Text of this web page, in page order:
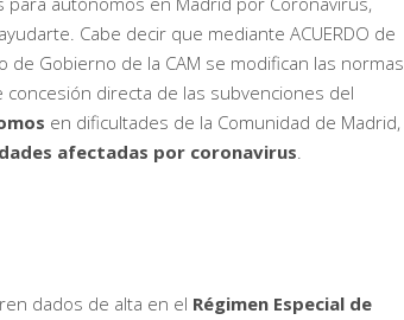
Cabe decir que mediante ACUERDO de
Gobierno de la CAM se modifican las normas
directa de las subvenciones del
en dificultades de la Comunidad de Madrid,
afectadas por coronavirus.
dados de alta en el Régimen Especial de